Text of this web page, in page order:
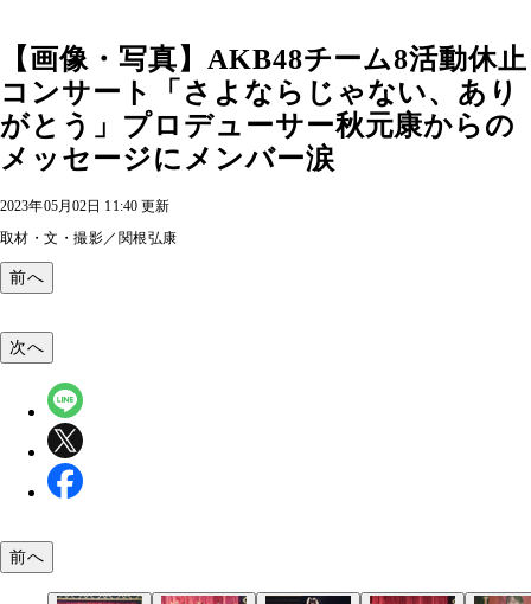
【画像・写真】AKB48チーム8活動休止
コンサート「さよならじゃない、あり
がとう」プロデューサー秋元康からの
メッセージにメンバー涙
2023年05月02日 11:40 更新
取材・文・撮影／関根弘康
前へ
次へ
前へ